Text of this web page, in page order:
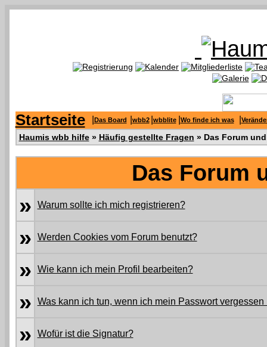
Startseite Das Board wbb2 wbblite Wo finde ich was
Haumis wbb hilfe» Häufig gestellte Fragen » Das Forum
Das Forum
»
Warum sollte ich mich registrieren?
» Werden Cookies vom Forum benutzt?
» Wie kann ich mein Profil bearbeiten?
» Was kann ich tun, wenn ich mein Passwort vergessen
» Wofür ist die Signatur?